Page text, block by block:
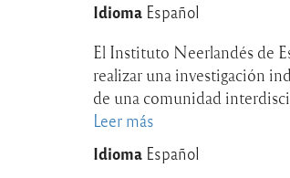
doctorales
EDUFI
en
Finlandia
Idioma Español
El Instituto Neerlandés de
realizar una investigación
de una comunidad
Leer más
de
Idioma Español